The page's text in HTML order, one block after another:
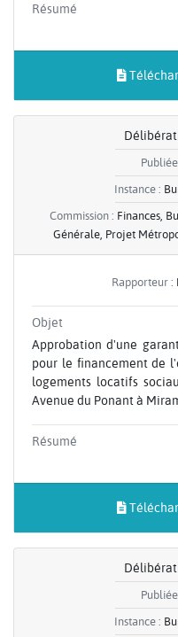
Résumé
Instance :
Commission : Finances,
Générale, Projet
Rapporteur :
Objet
Approbation d'une
pour le financement de
logements locatifs
Avenue du Ponant à
Résumé
Instance :